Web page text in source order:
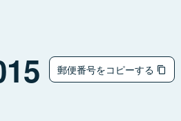
郵便番号をコピーする